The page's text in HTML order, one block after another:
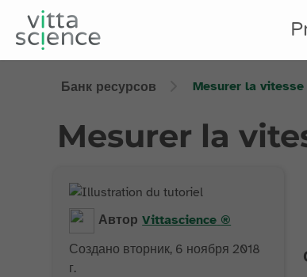
Банк ресурсов Mesurer la
Mesurer la
АвторVittascience ®
Создано вторник, 6 ноября 2018
г.